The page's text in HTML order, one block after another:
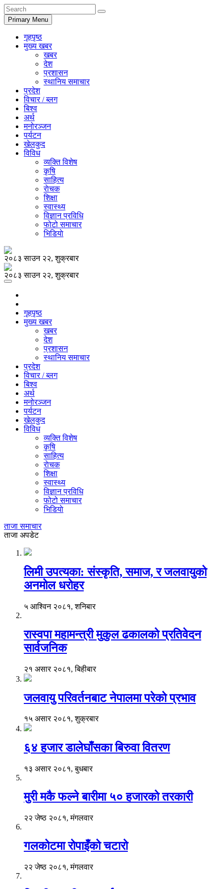
Primary Menu
गृहपृष्ठ
मुख्य खबर
खबर
देश
प्रशासन
स्थानिय समाचार
प्रदेश
विचार / ब्लग
बिश्व
अर्थ
मनोरञ्जन
पर्यटन
खेलकुद
विविध
व्यक्ति विशेष
कृषि
साहित्य
राेचक
शिक्षा
स्वास्थ्य
विज्ञान प्रविधि
फोटो समाचार
भिडियाे
२०८३ साउन २२, शुक्रबार
२०८३ साउन २२, शुक्रबार
गृहपृष्ठ
मुख्य खबर
खबर
देश
प्रशासन
स्थानिय समाचार
प्रदेश
विचार / ब्लग
बिश्व
अर्थ
मनोरञ्जन
पर्यटन
खेलकुद
विविध
व्यक्ति विशेष
कृषि
साहित्य
राेचक
शिक्षा
स्वास्थ्य
विज्ञान प्रविधि
फोटो समाचार
भिडियाे
ताजा समाचार
ताजा अपडेट
लिमी उपत्यका: संस्कृति, समाज, र जलवायुको
अनमोल धरोहर
५ आश्विन २०८१, शनिबार
रास्वपा महामन्त्री मुकुल ढकालको प्रतिवेदन
सार्वजनिक
२१ असार २०८१, बिहीबार
जलवायु परिवर्तनबाट नेपालमा परेको प्रभाव
१५ असार २०८१, शुक्रबार
६४ हजार डालेघाँसका बिरुवा वितरण
१३ असार २०८१, बुधबार
मुरी मकै फल्ने बारीमा ५० हजारको तरकारी
२२ जेष्ठ २०८१, मंगलवार
गलकोटमा रोपाइँको चटारो
२२ जेष्ठ २०८१, मंगलवार